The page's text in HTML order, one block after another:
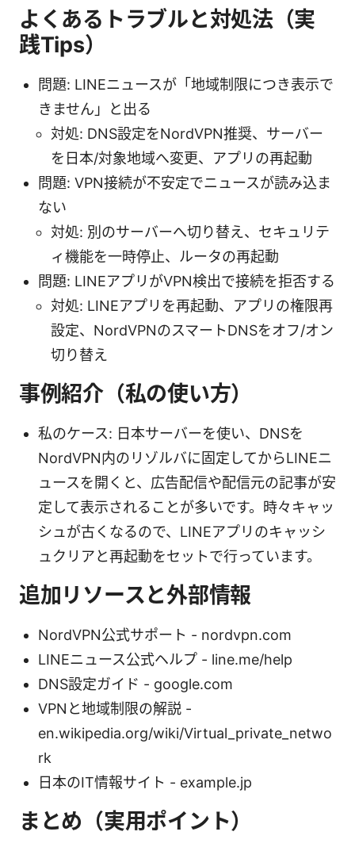
よくあるトラブルと対処法（実
践Tips）
問題: LINEニュースが「地域制限につき表示で
きません」と出る
対処: DNS設定をNordVPN推奨、サーバー
を日本/対象地域へ変更、アプリの再起動
問題: VPN接続が不安定でニュースが読み込ま
ない
対処: 別のサーバーへ切り替え、セキュリテ
ィ機能を一時停止、ルータの再起動
問題: LINEアプリがVPN検出で接続を拒否する
対処: LINEアプリを再起動、アプリの権限再
設定、NordVPNのスマートDNSをオフ/オン
切り替え
事例紹介（私の使い方）
私のケース: 日本サーバーを使い、DNSを
NordVPN内のリゾルバに固定してからLINEニ
ュースを開くと、広告配信や配信元の記事が安
定して表示されることが多いです。時々キャッ
シュが古くなるので、LINEアプリのキャッシ
ュクリアと再起動をセットで行っています。
追加リソースと外部情報
NordVPN公式サポート - nordvpn.com
LINEニュース公式ヘルプ - line.me/help
DNS設定ガイド - google.com
VPNと地域制限の解説 -
en.wikipedia.org/wiki/Virtual_private_netwo
rk
日本のIT情報サイト - example.jp
まとめ（実用ポイント）